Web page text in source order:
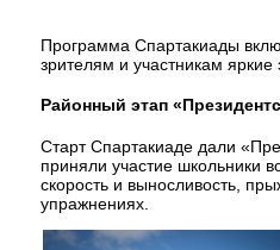
Программа Спартакиады
зрителям и участникам
Районный этап
Старт Спартакиаде дали
приняли участие школьники
скорость и выносливость,
упражнениях.